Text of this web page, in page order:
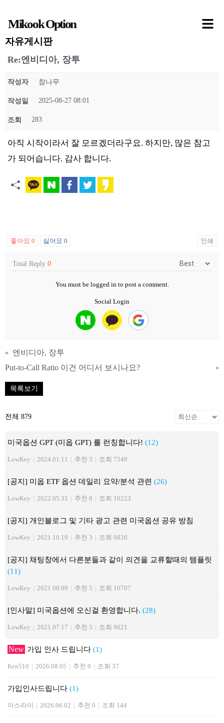
츠
Mikook Option
자유게시판
Re:엔비디아, 장투
작성자 참나무
작성일 2025-08-27 08:01
조회 283
아직 시작이라서 잘 모르겠더라구요. 하지만, 많은 참고
가 되어습니다. 감사 합니다.
좋아요 0 싫어요 0 인쇄
Total Reply 0
You must be logged into post a comment.
Social Login
« 엔비디아, 장투
Put-to-Call Ratio 이건 어디서 보시나요?
»
목록보기
전체 879
미국옵션 GPT (미옵 GPT) 를 런칭합니다! (12)
LowKey | 2024.01.11 | 추천 3 | 조회 7549
[공지] 미옵 ETF 옵션 데일리 요약/분석 관련 (26)
LowKey | 2022.05.31 | 추천 8 | 조회 10223
[공지] 개인블로그 및 기타 광고 관련 미국옵션 공유 방침
LowKey | 2021.10.19 | 추천 3 | 조회 9830
[공지] 채팅창에서 다른분들과 같이 의견을 교류할때의 템플릿
(11)
LowKey | 2021.08.09 | 추천 5 | 조회 10707
[인사말] 미국옵션에 오신걸 환영합니다. (28)
LowKey | 2021.07.17 | 추천 5 | 조회 9621
New 가입 인사 드립니다 (1)
Ken510 | 2026.08.05 | 추천 0 | 조회 37
가입인사드립니다 (1)
아스라이 | 2026.06.02 | 추천 0 | 조회 144